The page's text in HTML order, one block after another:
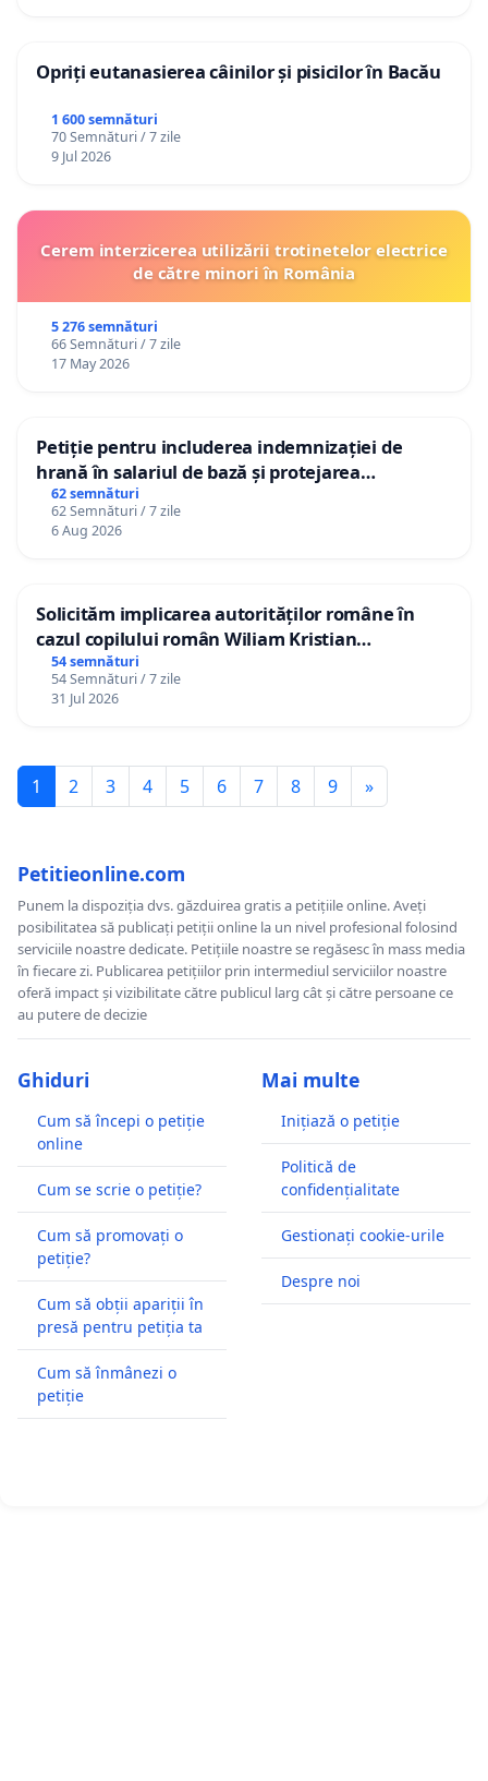
Opriți eutanasierea câinilor și pisicilor în Bacău
1 600 semnături
70 Semnături / 7 zile
9 Jul 2026
Cerem interzicerea utilizării trotinetelor electrice
de către minori în România
5 276 semnături
66 Semnături / 7 zile
17 May 2026
Petiție pentru includerea indemnizației de
hrană în salariul de bază și protejarea
gradațiilor de vechime pentru asistenții
personali
62 semnături
62 Semnături / 7 zile
6 Aug 2026
Solicităm implicarea autorităților române în
cazul copilului român Wiliam Kristian
Gheorghe, aflat în plasament în Danemarca de
12 ani
54 semnături
54 Semnături / 7 zile
31 Jul 2026
1 2 3 4 5 6 7 8 9 »
Petitieonline.com
Punem la dispoziția dvs. găzduirea gratis a petițiile online. Aveți
posibilitatea să publicați petiții online la un nivel profesional folosind
serviciile noastre dedicate. Petițiile noastre se regăsesc în mass media
în fiecare zi. Publicarea petițiilor prin intermediul serviciilor noastre
oferă impact și vizibilitate către publicul larg cât și către persoane ce
au putere de decizie
Ghiduri
Cum să începi o petiție
online
Cum se scrie o petiție?
Cum să promovați o
petiție?
Cum să obții apariții în
presă pentru petiția ta
Cum să înmânezi o
petiție
Mai multe
Inițiază o petiție
Politică de
confidențialitate
Gestionați cookie-urile
Despre noi